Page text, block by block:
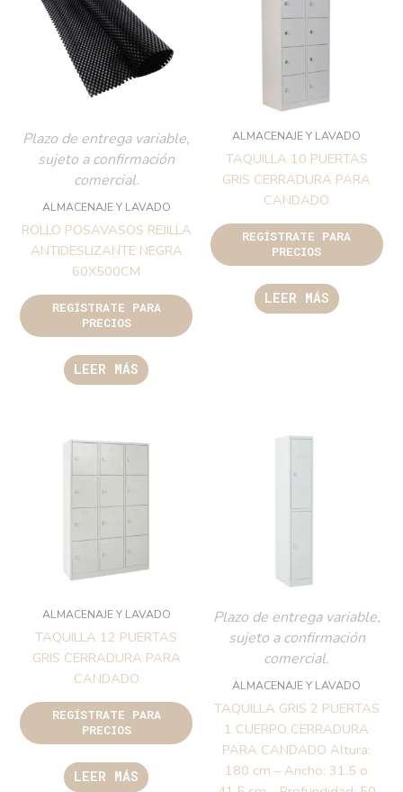
Plazo de entrega variable,
sujeto a confirmación
comercial.
ALMACENAJE Y LAVADO
ROLLO POSAVASOS REJILLA
ANTIDESLIZANTE NEGRA
60X500CM
REGÍSTRATE PARA
PRECIOS
LEER MÁS
ALMACENAJE Y LAVADO
TAQUILLA 10 PUERTAS
GRIS CERRADURA PARA
CANDADO
REGÍSTRATE PARA
PRECIOS
LEER MÁS
ALMACENAJE Y LAVADO
TAQUILLA 12 PUERTAS
GRIS CERRADURA PARA
CANDADO
REGÍSTRATE PARA
PRECIOS
LEER MÁS
Plazo de entrega variable,
sujeto a confirmación
comercial.
ALMACENAJE Y LAVADO
TAQUILLA GRIS 2 PUERTAS
1 CUERPO CERRADURA
PARA CANDADO Altura:
180 cm – Ancho: 31.5 o